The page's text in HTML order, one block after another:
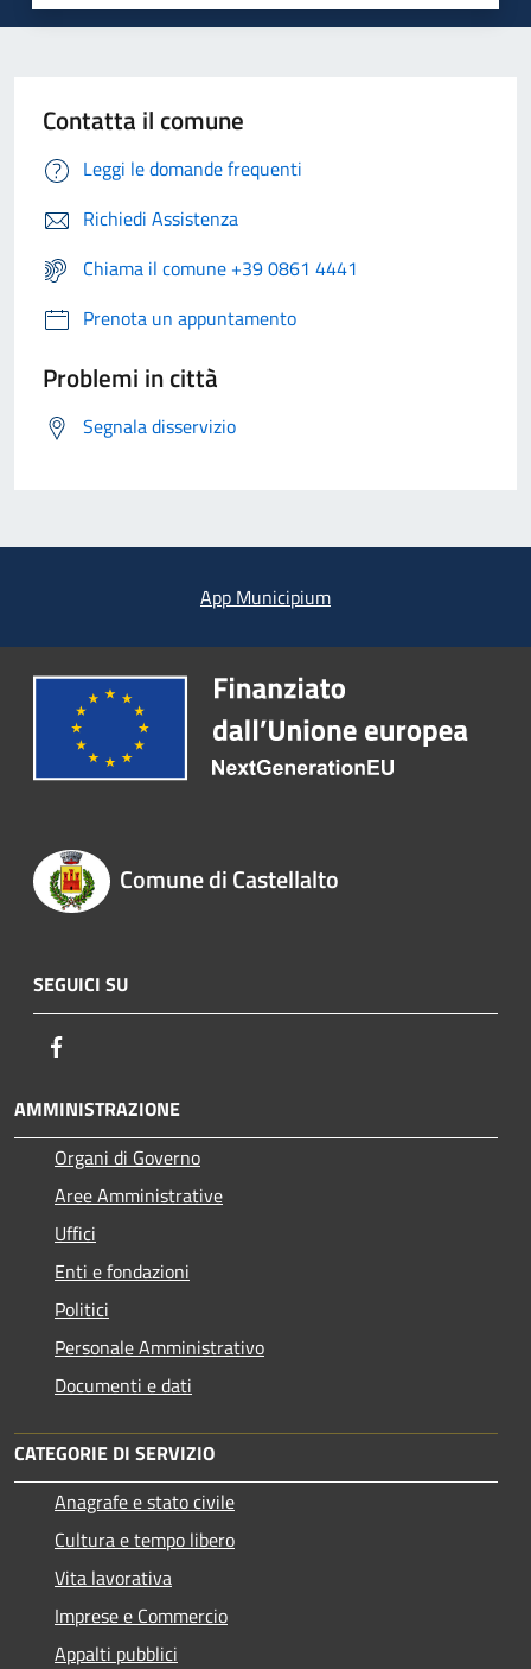
Contatta il comune
Leggi le domande frequenti
Richiedi Assistenza
Chiama il comune +39 0861 4441
Prenota un appuntamento
Problemi in città
Segnala disservizio
App Municipium
Comune di Castellalto
SEGUICI SU
AMMINISTRAZIONE
Organi di Governo
Aree Amministrative
Uffici
Enti e fondazioni
Politici
Personale Amministrativo
Documenti e dati
CATEGORIE DI SERVIZIO
Anagrafe e stato civile
Cultura e tempo libero
Vita lavorativa
Imprese e Commercio
Appalti pubblici